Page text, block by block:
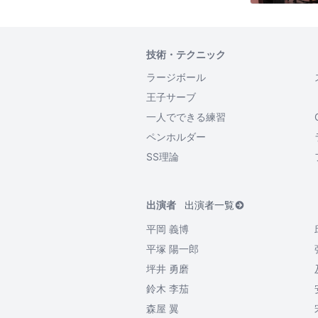
技術・テクニック
ラージボール
王子サーブ
一人でできる練習
ペンホルダー
SS理論
出演者
出演者一覧
平岡 義博
平塚 陽一郎
坪井 勇磨
鈴木 李茄
森屋 翼